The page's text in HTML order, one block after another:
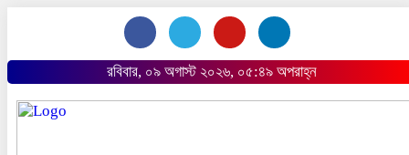
রবিবার, ০৯ অগাস্ট ২০২৬, ০৫:৪৯ অপরাহ্ন